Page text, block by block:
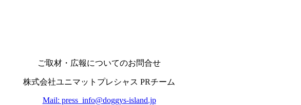
ご取材・広報についてのお問合せ
株式会社ユニマットプレシャス PRチーム
Mail: press_info@doggys-island.jp